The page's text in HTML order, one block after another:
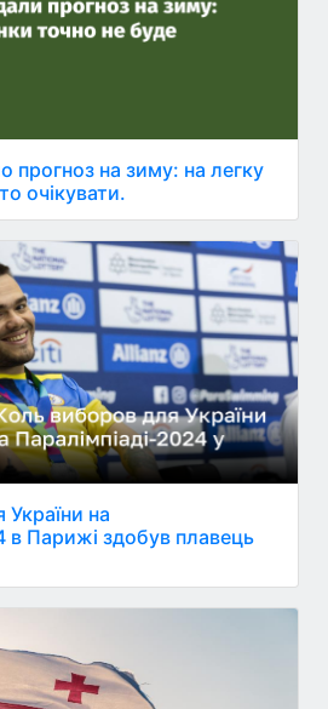
прогноз на зиму: на легку
очікувати.
на
в Парижі здобув плавець